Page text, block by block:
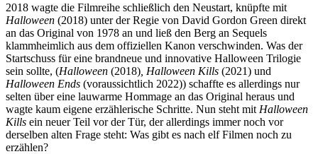
2018 wagte die Filmreihe schließlich den Neustart, knüpfte mit
Halloween (2018) unter der Regie von David Gordon Green direkt
an das Original von 1978 an und ließ den Berg an Sequels
klammheimlich aus dem offiziellen Kanon verschwinden. Was der
Startschuss für eine brandneue und innovative Halloween Trilogie
sein sollte, (Halloween (2018) , Halloween Kills (2021) und
Halloween Ends (voraussichtlich 2022)) schaffte es allerdings nur
selten über eine lauwarme Hommage an das Original heraus und
wagte kaum eigene erzählerische Schritte. Nun steht mit Halloween
Kills ein neuer Teil vor der Tür, der allerdings immer noch vor
derselben alten Frage steht: Was gibt es nach elf Filmen noch zu
erzählen?